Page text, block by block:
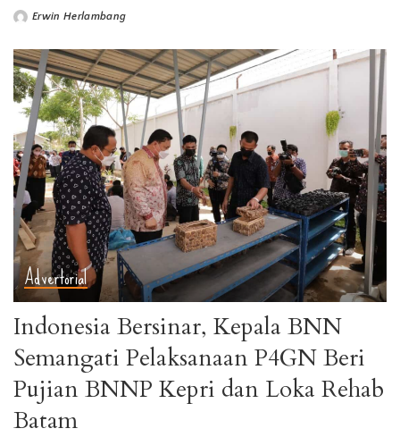
Erwin Herlambang
Advertorial
Indonesia Bersinar, Kepala BNN
Semangati Pelaksanaan P4GN Beri
Pujian BNNP Kepri dan Loka Rehab
Batam